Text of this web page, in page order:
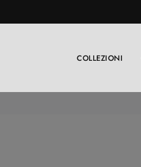
COLLEZIONI